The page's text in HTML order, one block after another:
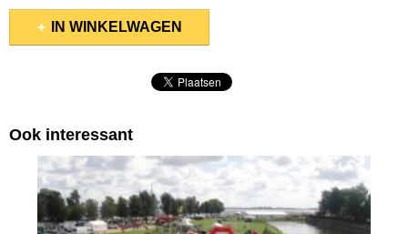
IN WINKELWAGEN
Ook interessant